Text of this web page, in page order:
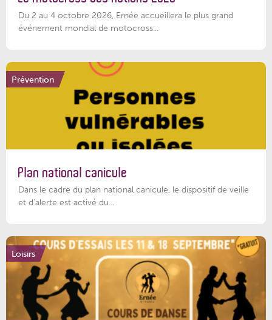
Du 2 au 4 octobre 2026, Ernée accueillera le plus grand
événement mondial de motocross...
Prévention
Plan national canicule
Dans le cadre du plan national canicule, le dispositif de veille
et d’alerte est activé du...
Loisirs